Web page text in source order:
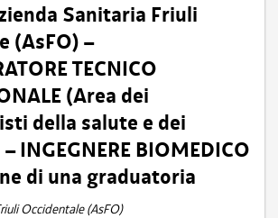
Sanitaria Friuli
(AsFO) –
TECNICO
(Area dei
della salute e dei
INGEGNERE BIOMEDICO
di una graduatoria
Occidentale (AsFO)